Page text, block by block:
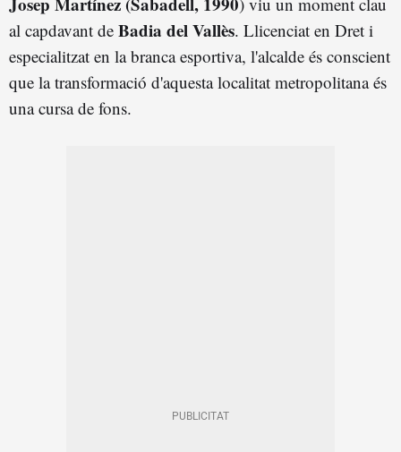
al capdavant de Badia del Vallès. Llicenciat en Dret i
especialitzat en la branca esportiva, l'alcalde és conscient
que la transformació d'aquesta localitat metropolitana és
una cursa de fons.